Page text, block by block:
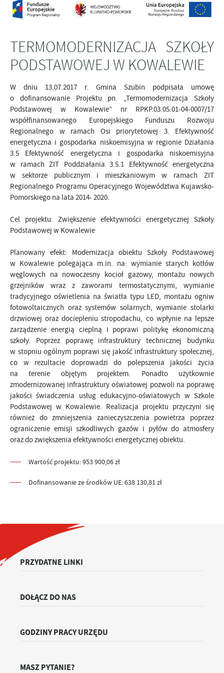
TERMOMODERNIZACJA SZKOŁY
PODSTAWOWEJ W KOWALEWIE
W dniu 13.07.2017 r. Gmina Szubin podpisała umowę
o dofinansowanie Projektu pn. „Termomodernizacja Szkoły
Podstawowej w Kowalewie” nr RPKP.03.05.01-04-0007/17
współfinansowanego Europejskiego Funduszu Rozwoju
Regionalnego w ramach Osi priorytetowej 3. Efektywność
energetyczna i gospodarka niskoemisyjna w regionie Działania
3.5 Efektywność energetyczna i gospodarka niskoemisyjna
w ramach ZIT Poddziałania 3.5.1 Efektywność energetyczna
w sektorze publicznym i mieszkaniowym w ramach ZIT
Regionalnego Programu Operacyjnego Województwa Kujawsko-
Pomorskiego na lata 2014- 2020.
Cel projektu: Zwiększenie efektywności energetycznej Szkoły
Podstawowej w Kowalewie
Planowany efekt: Modernizacja obiektu Szkoły Podstawowej
w Kowalewie polegająca m.in. na: wymianie starych kotłów
węglowych na nowoczesny kocioł gazowy, montażu nowych
grzejników wraz z zaworami termostatycznymi, wymianie
tradycyjnego oświetlenia na światła typu LED, montażu ogniw
fotowoltaicznych oraz systemów solarnych, wymianie stolarki
drzwiowej oraz dociepleniu stropodachu, co wpłynie na lepsze
zarządzenie energią cieplną i poprawi politykę ekonomiczną
szkoły. Poprzez poprawę infrastruktury technicznej budynku
w stopniu ogólnym poprawi się jakość infrastruktury społecznej,
co w rezultacie doprowadzi do polepszenia jakości życia
na terenie objętym projektem. Ponadto użytkownie
zmodernizowanej infrastruktury oświatowej pozwoli na poprawę
jakości świadczenia usług edukacyjno-oświatowych w Szkole
Podstawowej w Kowalewie. Realizacja projektu przyczyni się
również do zmniejszenia zanieczyszczenia powietrza poprzez
ograniczenie emisji szkodliwych gazów i pyłów do atmosfery
oraz do zwiększenia efektywności energetycznej obiektu.
Wartość projektu: 953 900,06 zł
Dofinansowanie ze środków UE: 638 130,81 zł
PRZYDATNE LINKI
DOŁĄCZ DO NAS
GODZINY PRACY URZĘDU
MASZ PYTANIE?